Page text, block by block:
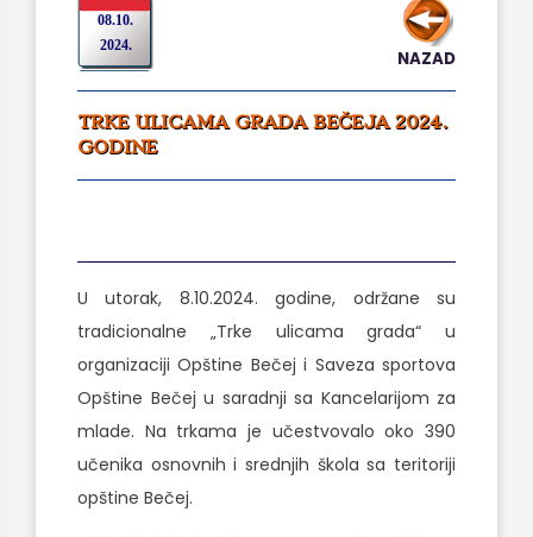
08.10.
2024.
NAZAD
TRKE ULICAMA GRADA BEČEJA 2024.
GODINE
U utorak, 8.10.2024. godine, održane su
tradicionalne „Trke ulicama grada“ u
organizaciji Opštine Bečej i Saveza sportova
Opštine Bečej u saradnji sa Kancelarijom za
mlade. Na trkama je učestvovalo oko 390
učenika osnovnih i srednjih škola sa teritoriji
opštine Bečej.